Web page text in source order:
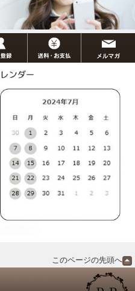
このページの先頭へ